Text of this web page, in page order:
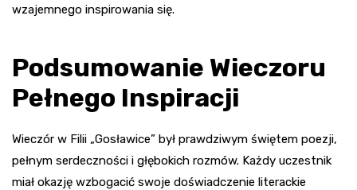
wzajemnego inspirowania się.
Podsumowanie Wieczoru
Pełnego Inspiracji
Wieczór w Filii „Gosławice” był prawdziwym świętem poezji,
pełnym serdeczności i głębokich rozmów. Każdy uczestnik
miał okazję wzbogacić swoje doświadczenie literackie